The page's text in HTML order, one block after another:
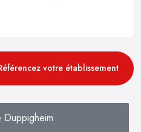
votre établissement